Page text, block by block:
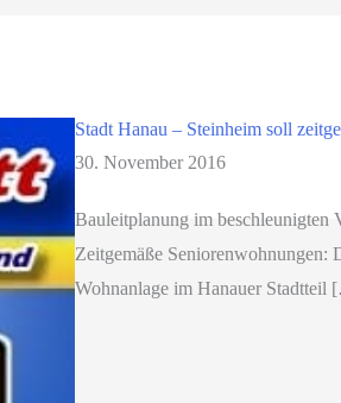
Stadt Hanau – Steinheim soll
30. November 2016
Bauleitplanung im beschleunigten
Zeitgemäße Seniorenwohnungen:
Wohnanlage im Hanauer Stadtteil